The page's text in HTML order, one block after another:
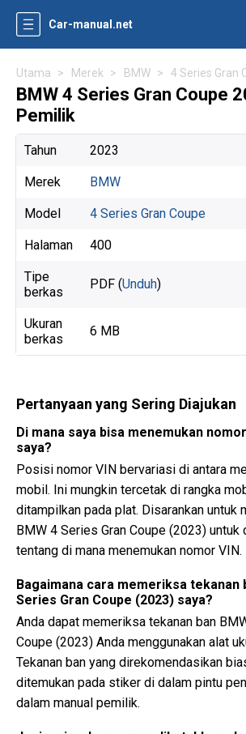
Car-manual.net
Utama Merek BMW 4 Series Gran
BMW 4 Series Gran Coupe
Pemilik
Tahun 2023
Merek BMW
Model 4 Series Gran Coupe
Halaman 400
Tipe
berkas
PDF (Unduh)
Ukuran
berkas
6 MB
Pertanyaan yang Sering Diajukan
Di mana saya bisa menemukan
saya?
Posisi nomor VIN bervariasi di antara
mobil. Ini mungkin tercetak di rangka
ditampilkan pada plat. Disarankan untuk
BMW 4 Series Gran Coupe (2023)
tentang di mana menemukan nomor VIN.
Bagaimana cara memeriksa tekanan
Series Gran Coupe (2023) saya?
Anda dapat memeriksa tekanan ban
Coupe (2023) Anda menggunakan alat
Tekanan ban yang direkomendasikan
ditemukan pada stiker di dalam pintu
dalam manual pemilik.